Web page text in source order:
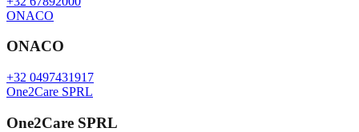
ONACO
ONACO
+32 0497431917
One2Care SPRL
One2Care SPRL